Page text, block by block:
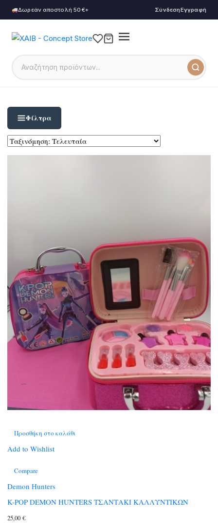
Δωρεάν αποστολή 50€+ ΣύνδεσηΕγγραφή
Φίλτρα
Προσθήκη στο καλάθι
Add to Wishlist
Compare
Demon Hunters
K-POP DEMON HUNTERS ΤΣΑΝΤΑΚΙ ΚΑΛΛΥΝΤΙΚΩΝ
25,00 €